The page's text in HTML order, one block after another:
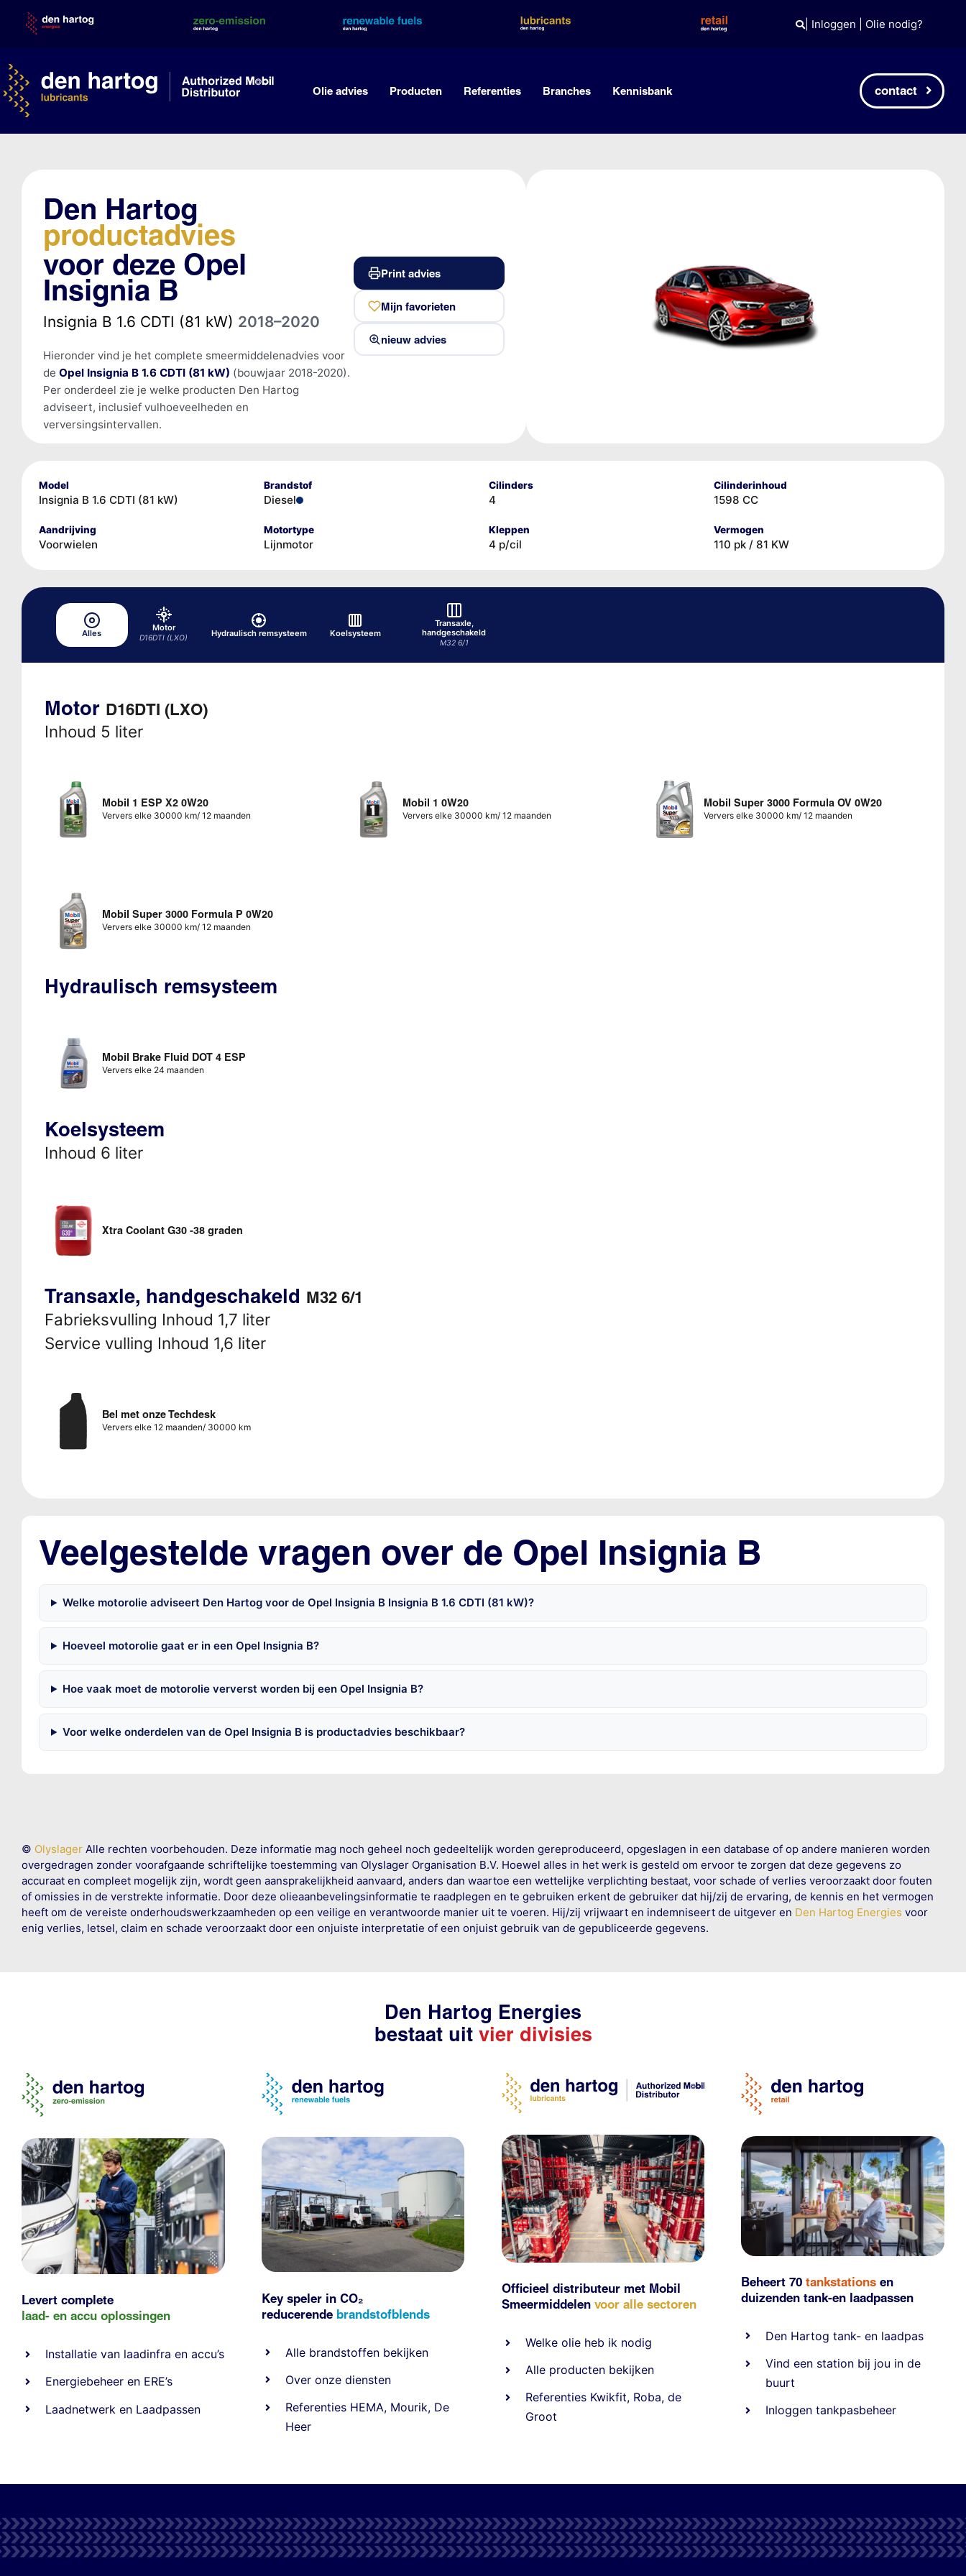
content
| Inloggen Olie nodig?
Olie advies Producten Referenties Branches Kennisbank contact
Den Hartog
productadvies
voor deze Opel
Insignia B
Insignia B 1.6 CDTI (81 kW) 2018–2020
Hieronder vind je het complete smeermiddelenadvies voor
de Opel Insignia B 1.6 CDTI (81 kW) (bouwjaar 2018-2020).
Per onderdeel zie je welke producten Den Hartog
adviseert, inclusief vulhoeveelheden en
verversingsintervallen.
Print advies
Mijn favorieten
nieuw advies
Model
Insignia B 1.6 CDTI (81 kW)
Brandstof
Diesel
Cilinders
4
Cilinderinhoud
1598 CC
Aandrijving
Voorwielen
Motortype
Lijnmotor
Kleppen
4 p/cil
Vermogen
110 pk / 81 KW
Alles
Motor
D16DTI (LXO) Hydraulisch remsysteem Koelsysteem
Transaxle,
handgeschakeld
M32 6/1
Motor D16DTI (LXO)
Inhoud 5 liter
Mobil 1 ESP X2 0W20
Ververs elke 30000 km/ 12 maanden
Mobil 1 0W20
Ververs elke 30000 km/ 12 maanden
Mobil Super 3000 Formula OV 0W20
Ververs elke 30000 km/ 12 maanden
Mobil Super 3000 Formula P 0W20
Ververs elke 30000 km/ 12 maanden
Hydraulisch remsysteem
Mobil Brake Fluid DOT 4 ESP
Ververs elke 24 maanden
Koelsysteem
Inhoud 6 liter
Xtra Coolant G30 -38 graden
Transaxle, handgeschakeld M32 6/1
Fabrieksvulling Inhoud 1,7 liter
Service vulling Inhoud 1,6 liter
Bel met onze Techdesk
Ververs elke 12 maanden/ 30000 km
Veelgestelde vragen over de Opel Insignia B
Welke motorolie adviseert Den Hartog voor de Opel Insignia B Insignia B 1.6 CDTI (81 kW)?
Hoeveel motorolie gaat er in een Opel Insignia B?
Hoe vaak moet de motorolie ververst worden bij een Opel Insignia B?
Voor welke onderdelen van de Opel Insignia B is productadvies beschikbaar?
© OlyslagerAlle rechten voorbehouden. Deze informatie mag noch geheel noch gedeeltelijk worden gereproduceerd, opgeslagen in een database of op andere manieren worden
overgedragen zonder voorafgaande schriftelijke toestemming van Olyslager Organisation B.V. Hoewel alles in het werk is gesteld om ervoor te zorgen dat deze gegevens zo
accuraat en compleet mogelijk zijn, wordt geen aansprakelijkheid aanvaard, anders dan waartoe een wettelijke verplichting bestaat, voor schade of verlies veroorzaakt door fouten
of omissies in de verstrekte informatie. Door deze olieaanbevelingsinformatie te raadplegen en te gebruiken erkent de gebruiker dat hij/zij de ervaring, de kennis en het vermogen
heeft om de vereiste onderhoudswerkzaamheden op een veilige en verantwoorde manier uit te voeren. Hij/zij vrijwaart en indemniseert de uitgever en Den Hartog Energies voor
enig verlies, letsel, claim en schade veroorzaakt door een onjuiste interpretatie of een onjuist gebruik van de gepubliceerde gegevens.
Den Hartog Energies
bestaat uit vier divisies
Levert complete
laad- en accu oplossingen
Installatie van laadinfra en accu’s
Energiebeheer en ERE’s
Laadnetwerk en Laadpassen
Key speler in CO₂
reducerende brandstofblends
Alle brandstoffen bekijken
Over onze diensten
Referenties HEMA, Mourik, De
Heer
Officieel distributeur met Mobil
Smeermiddelen voor alle sectoren
Welke olie heb ik nodig
Alle producten bekijken
Referenties Kwikfit, Roba, de
Groot
Beheert 70tankstationsen
duizendentank-en laadpassen
Den Hartog tank- en laadpas
Vind een station bij jou in de
buurt
Inloggen tankpasbeheer